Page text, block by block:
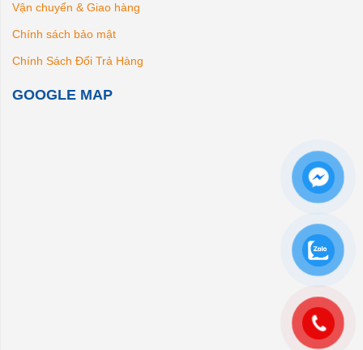
Vận chuyển & Giao hàng
Chính sách bảo mật
Chính Sách Đổi Trả Hàng
GOOGLE MAP